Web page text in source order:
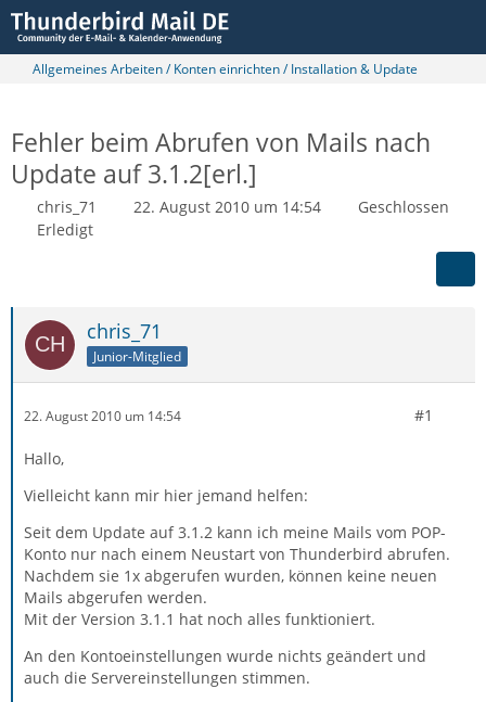
Allgemeines Arbeiten / Konten einrichten / Installation & Update
Fehler beim Abrufen von Mails nach
Update auf 3.1.2[erl.]
chris_71 22. August 2010 um 14:54
Geschlossen
Erledigt
chris_71
Junior-Mitglied
22. August 2010 um 14:54 #1
Hallo,
Vielleicht kann mir hier jemand helfen:
Seit dem Update auf 3.1.2 kann ich meine Mails vom POP-
Konto nur nach einem Neustart von Thunderbird abrufen.
Nachdem sie 1x abgerufen wurden, können keine neuen
Mails abgerufen werden.
Mit der Version 3.1.1 hat noch alles funktioniert.
An den Kontoeinstellungen wurde nichts geändert und
auch die Servereinstellungen stimmen.